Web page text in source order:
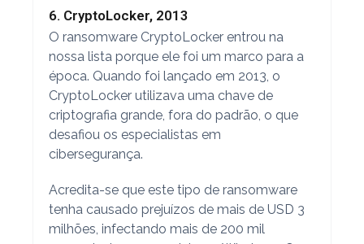
6. CryptoLocker, 2013
O ransomware CryptoLocker entrou na
nossa lista porque ele foi um marco para a
época. Quando foi lançado em 2013, o
CryptoLocker utilizava uma chave de
criptografia grande, fora do padrão, o que
desafiou os especialistas em
cibersegurança.
Acredita-se que este tipo de ransomware
tenha causado prejuízos de mais de USD 3
milhões, infectando mais de 200 mil